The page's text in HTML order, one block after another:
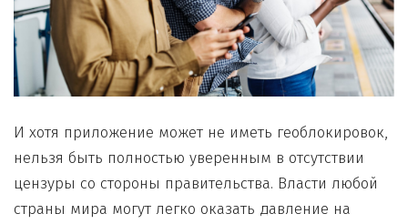
И хотя приложение может не иметь геоблокировок,
нельзя быть полностью уверенным в отсутствии
цензуры со стороны правительства. Власти любой
страны мира могут легко оказать давление на